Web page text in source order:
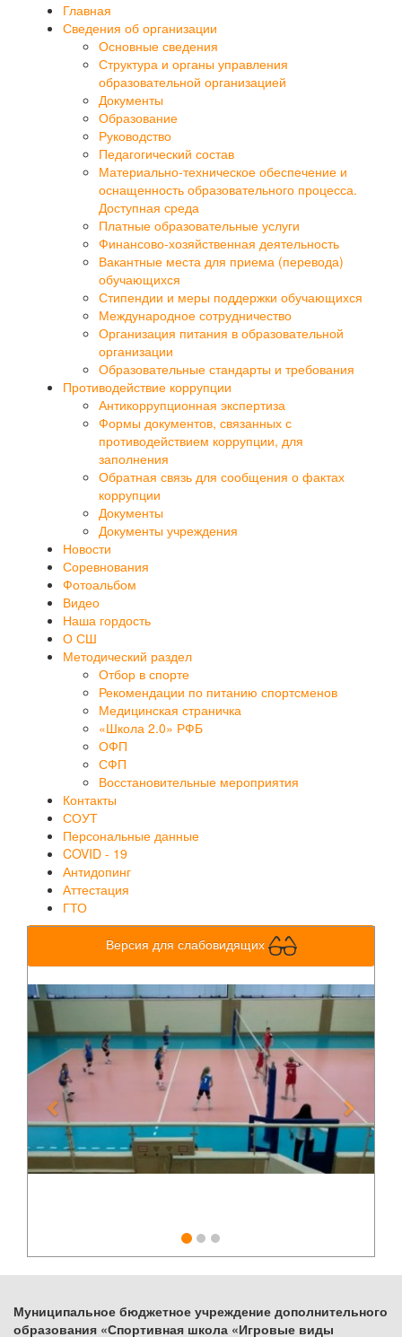
Главная
Сведения об организации
Основные сведения
Структура и органы управления
образовательной организацией
Документы
Образование
Руководство
Педагогический состав
Материально-техническое обеспечение и
оснащенность образовательного процесса.
Доступная среда
Платные образовательные услуги
Финансово-хозяйственная деятельность
Вакантные места для приема (перевода)
обучающихся
Стипендии и меры поддержки обучающихся
Международное сотрудничество
Организация питания в образовательной
организации
Образовательные стандарты и требования
Противодействие коррупции
Антикоррупционная экспертиза
Формы документов, связанных с
противодействием коррупции, для
заполнения
Обратная связь для сообщения о фактах
коррупции
Документы
Документы учреждения
Новости
Соревнования
Фотоальбом
Видео
Наша гордость
О СШ
Методический раздел
Отбор в спорте
Рекомендации по питанию спортсменов
Медицинская страничка
«Школа 2.0» РФБ
ОФП
СФП
Восстановительные мероприятия
Контакты
СОУТ
Персональные данные
COVID - 19
Антидопинг
Аттестация
ГТО
Версия для слабовидящих
Previous Next
Муниципальное бюджетное учреждение дополнительного
образования «Спортивная школа «Игровые виды